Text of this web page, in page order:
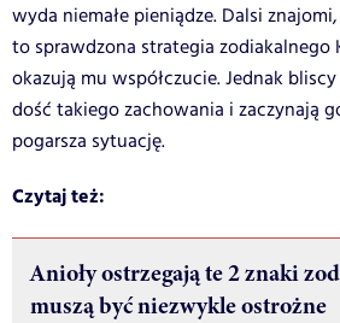
wyda niemałe pieniądze. Dalsi
to sprawdzona strategia zodiakalnego
okazują mu współczucie. Jednak
dość takiego zachowania i zaczynają
pogarsza sytuację.
Czytaj też:
Anioły ostrzegają te 2 znaki
muszą być niezwykle ostrożne